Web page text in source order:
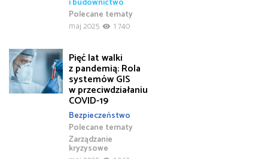
Polecane tematy
maj 2025
1 740
Pięć lat walki
z pandemią: Rola
systemów GIS
w przeciwdziałaniu
COVID-19
Bezpieczeństwo
Polecane tematy
Zarządzanie
kryzysowe